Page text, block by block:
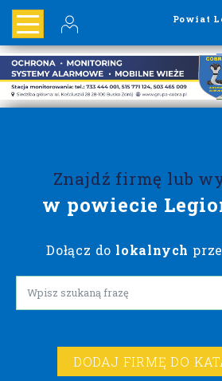
Powiat
Znajdź firmę lub
w powiecie
Dołącz do lokalnych
Lorem ipsum
DODAJ FIRMĘ DO